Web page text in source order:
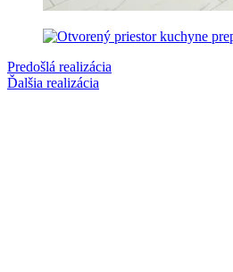
Predošlá realizácia
Ďalšia realizácia